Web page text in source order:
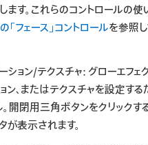
ます。これらのコントロールの
「フェース」コントロールを参照
ション/テクスチャ: グローエフェ
ン、またはテクスチャを設定す
。開閉用三角ボタンをクリックす
が表示されます。